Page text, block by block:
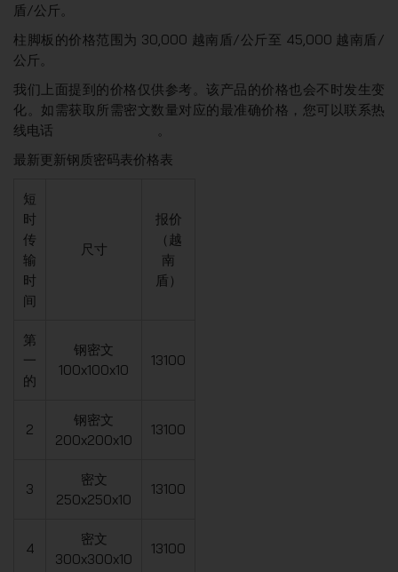
盾/公斤。
柱脚板的价格范围为 30,000 越南盾/公斤至 45,000 越南盾/
公斤。
我们上面提到的价格仅供参考。该产品的价格也会不时发生变
化。如需获取所需密文数量对应的最准确价格，您可以联系热
线电话
最新更新钢质密码表价格表
短
时
传
输
时
间
尺寸
报价
（越
南
盾）
第
一
的
钢密文
100x100x10
13100
2
钢密文
200x200x10
13100
3
密文
250x250x10
13100
4
密文
300x300x10
13100